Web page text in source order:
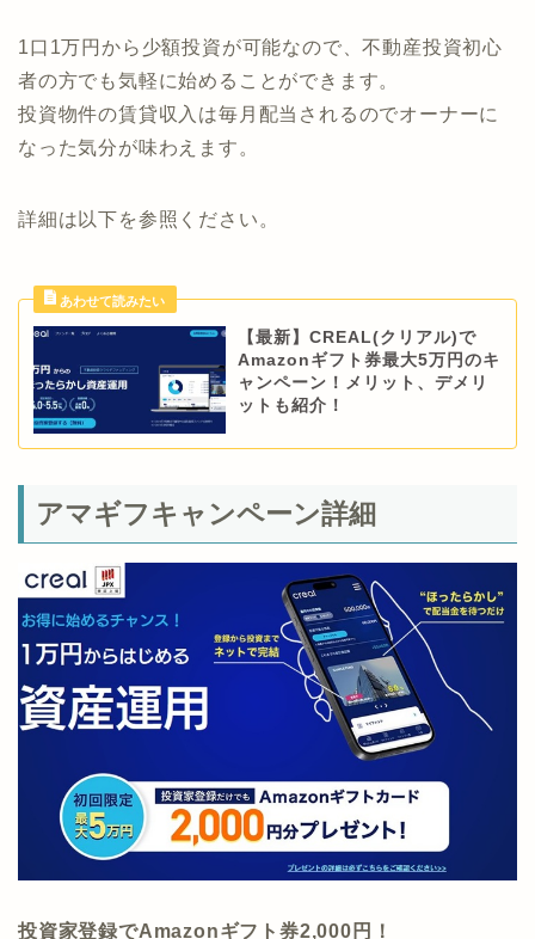
1口1万円から少額投資が可能なので、不動産投資初心
者の方でも気軽に始めることができます。
投資物件の賃貸収入は毎月配当されるのでオーナーに
なった気分が味わえます。
詳細は以下を参照ください。
【最新】CREAL(クリアル)で
Amazonギフト券最大5万円のキ
ャンペーン！メリット、デメリ
ットも紹介！
アマギフキャンペーン詳細
投資家登録でAmazonギフト券2,000円！